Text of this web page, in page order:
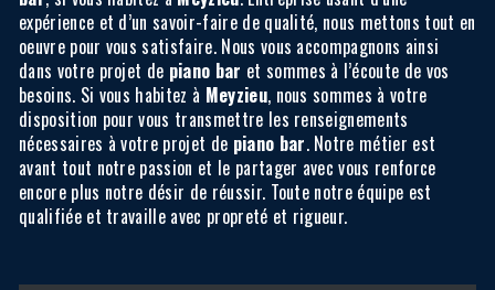
expérience et d’un savoir-faire de qualité, nous mettons tout en
oeuvre pour vous satisfaire. Nous vous accompagnons ainsi
dans votre projet de piano bar et sommes à l’écoute de vos
besoins. Si vous habitez à Meyzieu, nous sommes à votre
disposition pour vous transmettre les renseignements
nécessaires à votre projet de piano bar. Notre métier est
avant tout notre passion et le partager avec vous renforce
encore plus notre désir de réussir. Toute notre équipe est
qualifiée et travaille avec propreté et rigueur.